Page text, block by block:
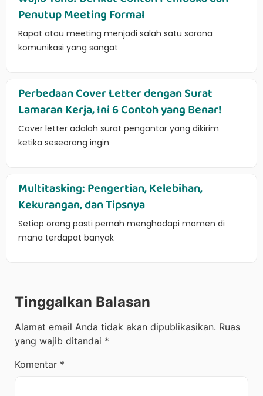
Penutup Meeting Formal
Rapat atau meeting menjadi salah satu sarana
komunikasi yang sangat
Perbedaan Cover Letter dengan Surat
Lamaran Kerja, Ini 6 Contoh yang Benar!
Cover letter adalah surat pengantar yang dikirim
ketika seseorang ingin
Multitasking: Pengertian, Kelebihan,
Kekurangan, dan Tipsnya
Setiap orang pasti pernah menghadapi momen di
mana terdapat banyak
Tinggalkan Balasan
Alamat email Anda tidak akan dipublikasikan. Ruas
yang wajib ditandai *
Komentar *